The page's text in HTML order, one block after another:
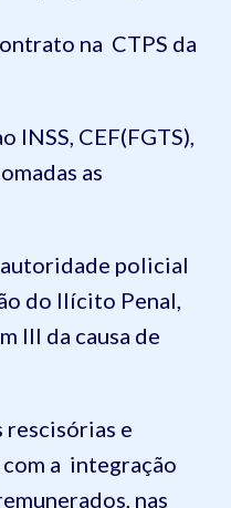
na CTPS da
INSS, CEF(FGTS),
as
policial
do Ilícito Penal,
III da causa de
rescisórias e
a integração
nas